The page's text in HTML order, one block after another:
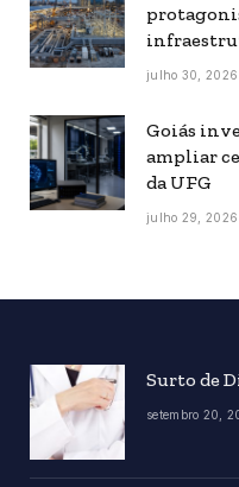
julho 30, 2026
Goiás
ampliar
da UFG
julho 29, 2026
Surto de
setembro 20,